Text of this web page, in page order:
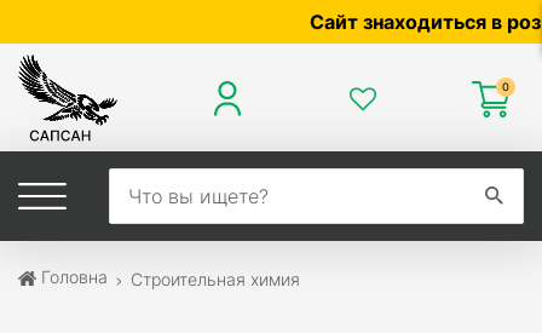
Сайт знаходиться в
0
Головна Строительная химия